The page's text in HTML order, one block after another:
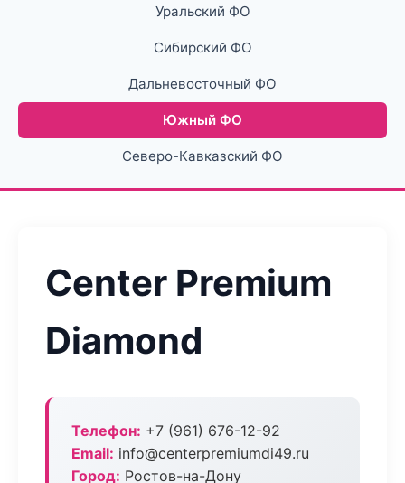
Уральский ФО
Сибирский ФО
Дальневосточный ФО
Южный ФО
Северо-Кавказский ФО
Center Premium
Diamond
Телефон: +7 (961) 676-12-92
Email: info@centerpremiumdi49.ru
Город: Ростов-на-Дону